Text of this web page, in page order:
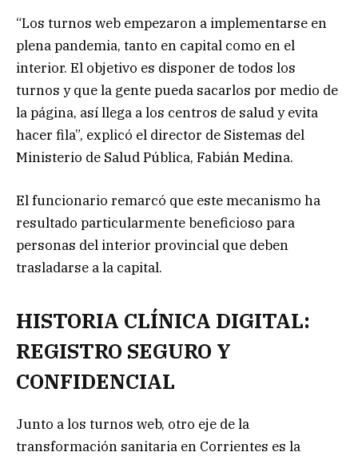
“Los turnos web empezaron a implementarse en
plena pandemia, tanto en capital como en el
interior. El objetivo es disponer de todos los
turnos y que la gente pueda sacarlos por medio de
la página, así llega a los centros de salud y evita
hacer fila”, explicó el director de Sistemas del
Ministerio de Salud Pública, Fabián Medina.
El funcionario remarcó que este mecanismo ha
resultado particularmente beneficioso para
personas del interior provincial que deben
trasladarse a la capital.
HISTORIA CLÍNICA DIGITAL:
REGISTRO SEGURO Y
CONFIDENCIAL
Junto a los turnos web, otro eje de la
transformación sanitaria en Corrientes es la